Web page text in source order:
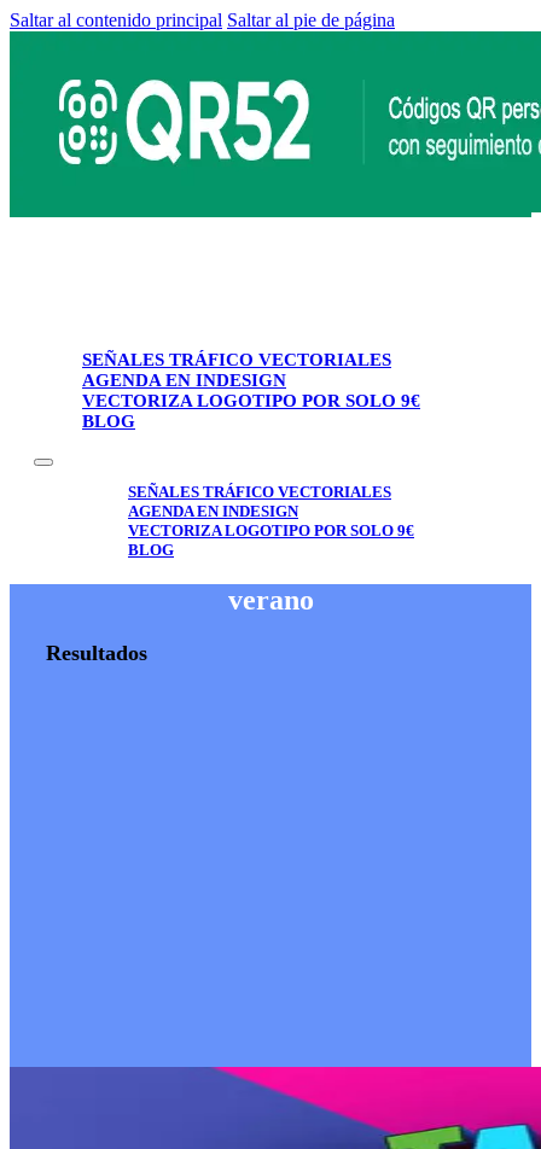
Saltar al contenido principal Saltar al pie de página
SEÑALES TRÁFICO VECTORIALES
AGENDA EN INDESIGN
VECTORIZA LOGOTIPO POR SOLO 9€
BLOG
SEÑALES TRÁFICO VECTORIALES
AGENDA EN INDESIGN
VECTORIZA LOGOTIPO POR SOLO 9€
BLOG
verano
Resultados